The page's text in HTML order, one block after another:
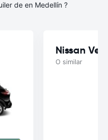
de en Medellín ?
Nissan
O similar